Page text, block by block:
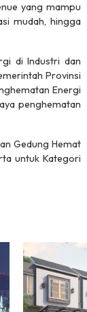
yang mampu
mudah, hingga
di Industri dan
Provinsi
Energi
penghematan
Gedung Hemat
untuk Kategori